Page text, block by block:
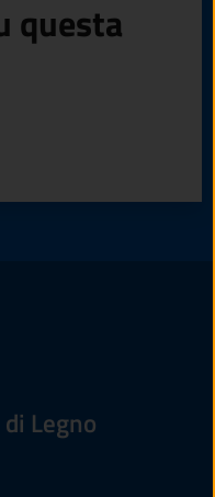
questa
Legno